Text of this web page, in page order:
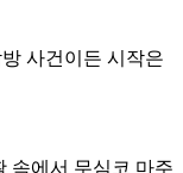
사건이든 시작은
속에서 무심코 마주